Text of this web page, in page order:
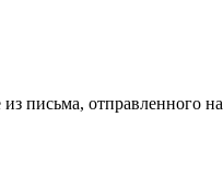
письма, отправленного на